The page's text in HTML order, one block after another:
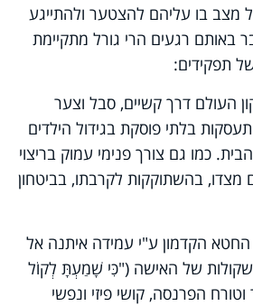
מצב בו עליהם להצטער ולהתייגע
באותם רגעים הרי גורל מתקיימת
תפקידים:
העולם דרך קשיים, סבל וצער
בלתי פוסקת בגידול הילדים
כמו גם צורך פנימי עמוק בריצוי
בהשתוקקות לקרבתו, בביטחון
החטא הקדמון ע"י עמידה איתנה אל
של האישה ("כִּי שָׁמַעְתָּ לְקוֹל
הפרנסה, קושי פיזי ונפשי